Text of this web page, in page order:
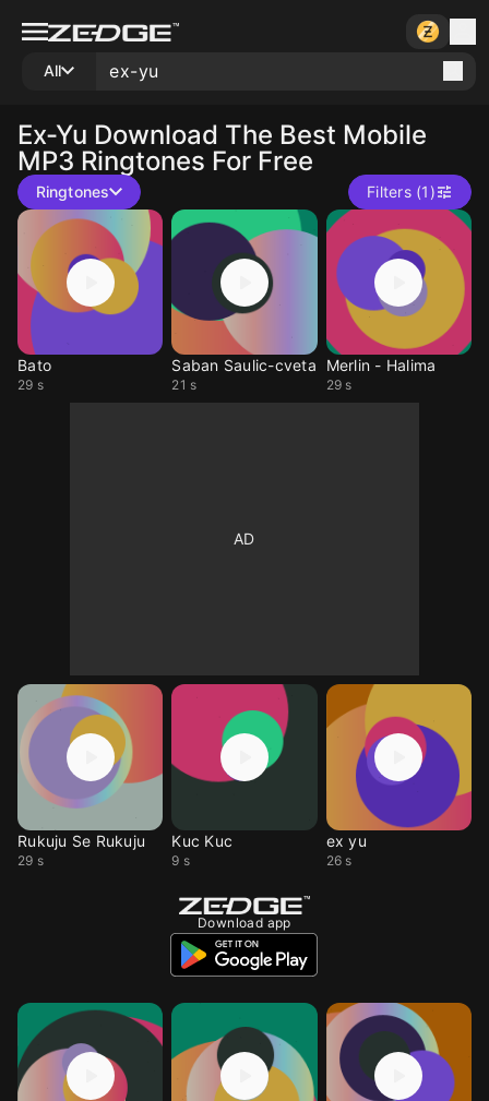
All
Ex-Yu Download The Best Mobile
MP3 Ringtones For Free
Ringtones Filters (1)
Bato
29 s
Saban Saulic-cveta
21 s
Merlin - Halima
29 s
Rukuju Se Rukuju
29 s
Kuc Kuc
9 s
ex yu
26 s
Download app